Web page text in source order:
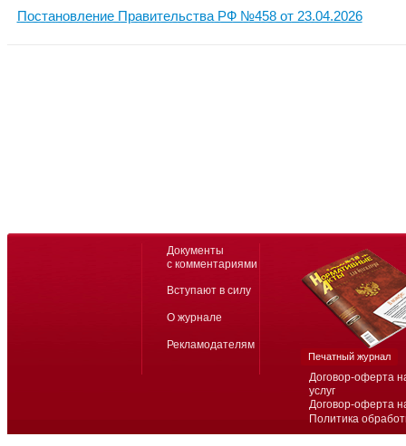
Постановление Правительства РФ №458 от 23.04.2026
Договор-оферта
услуг
Договор-оферта
Политика
Документы
с комментариями
Вступают в силу
О журнале
Рекламодателям
Печатный журнал